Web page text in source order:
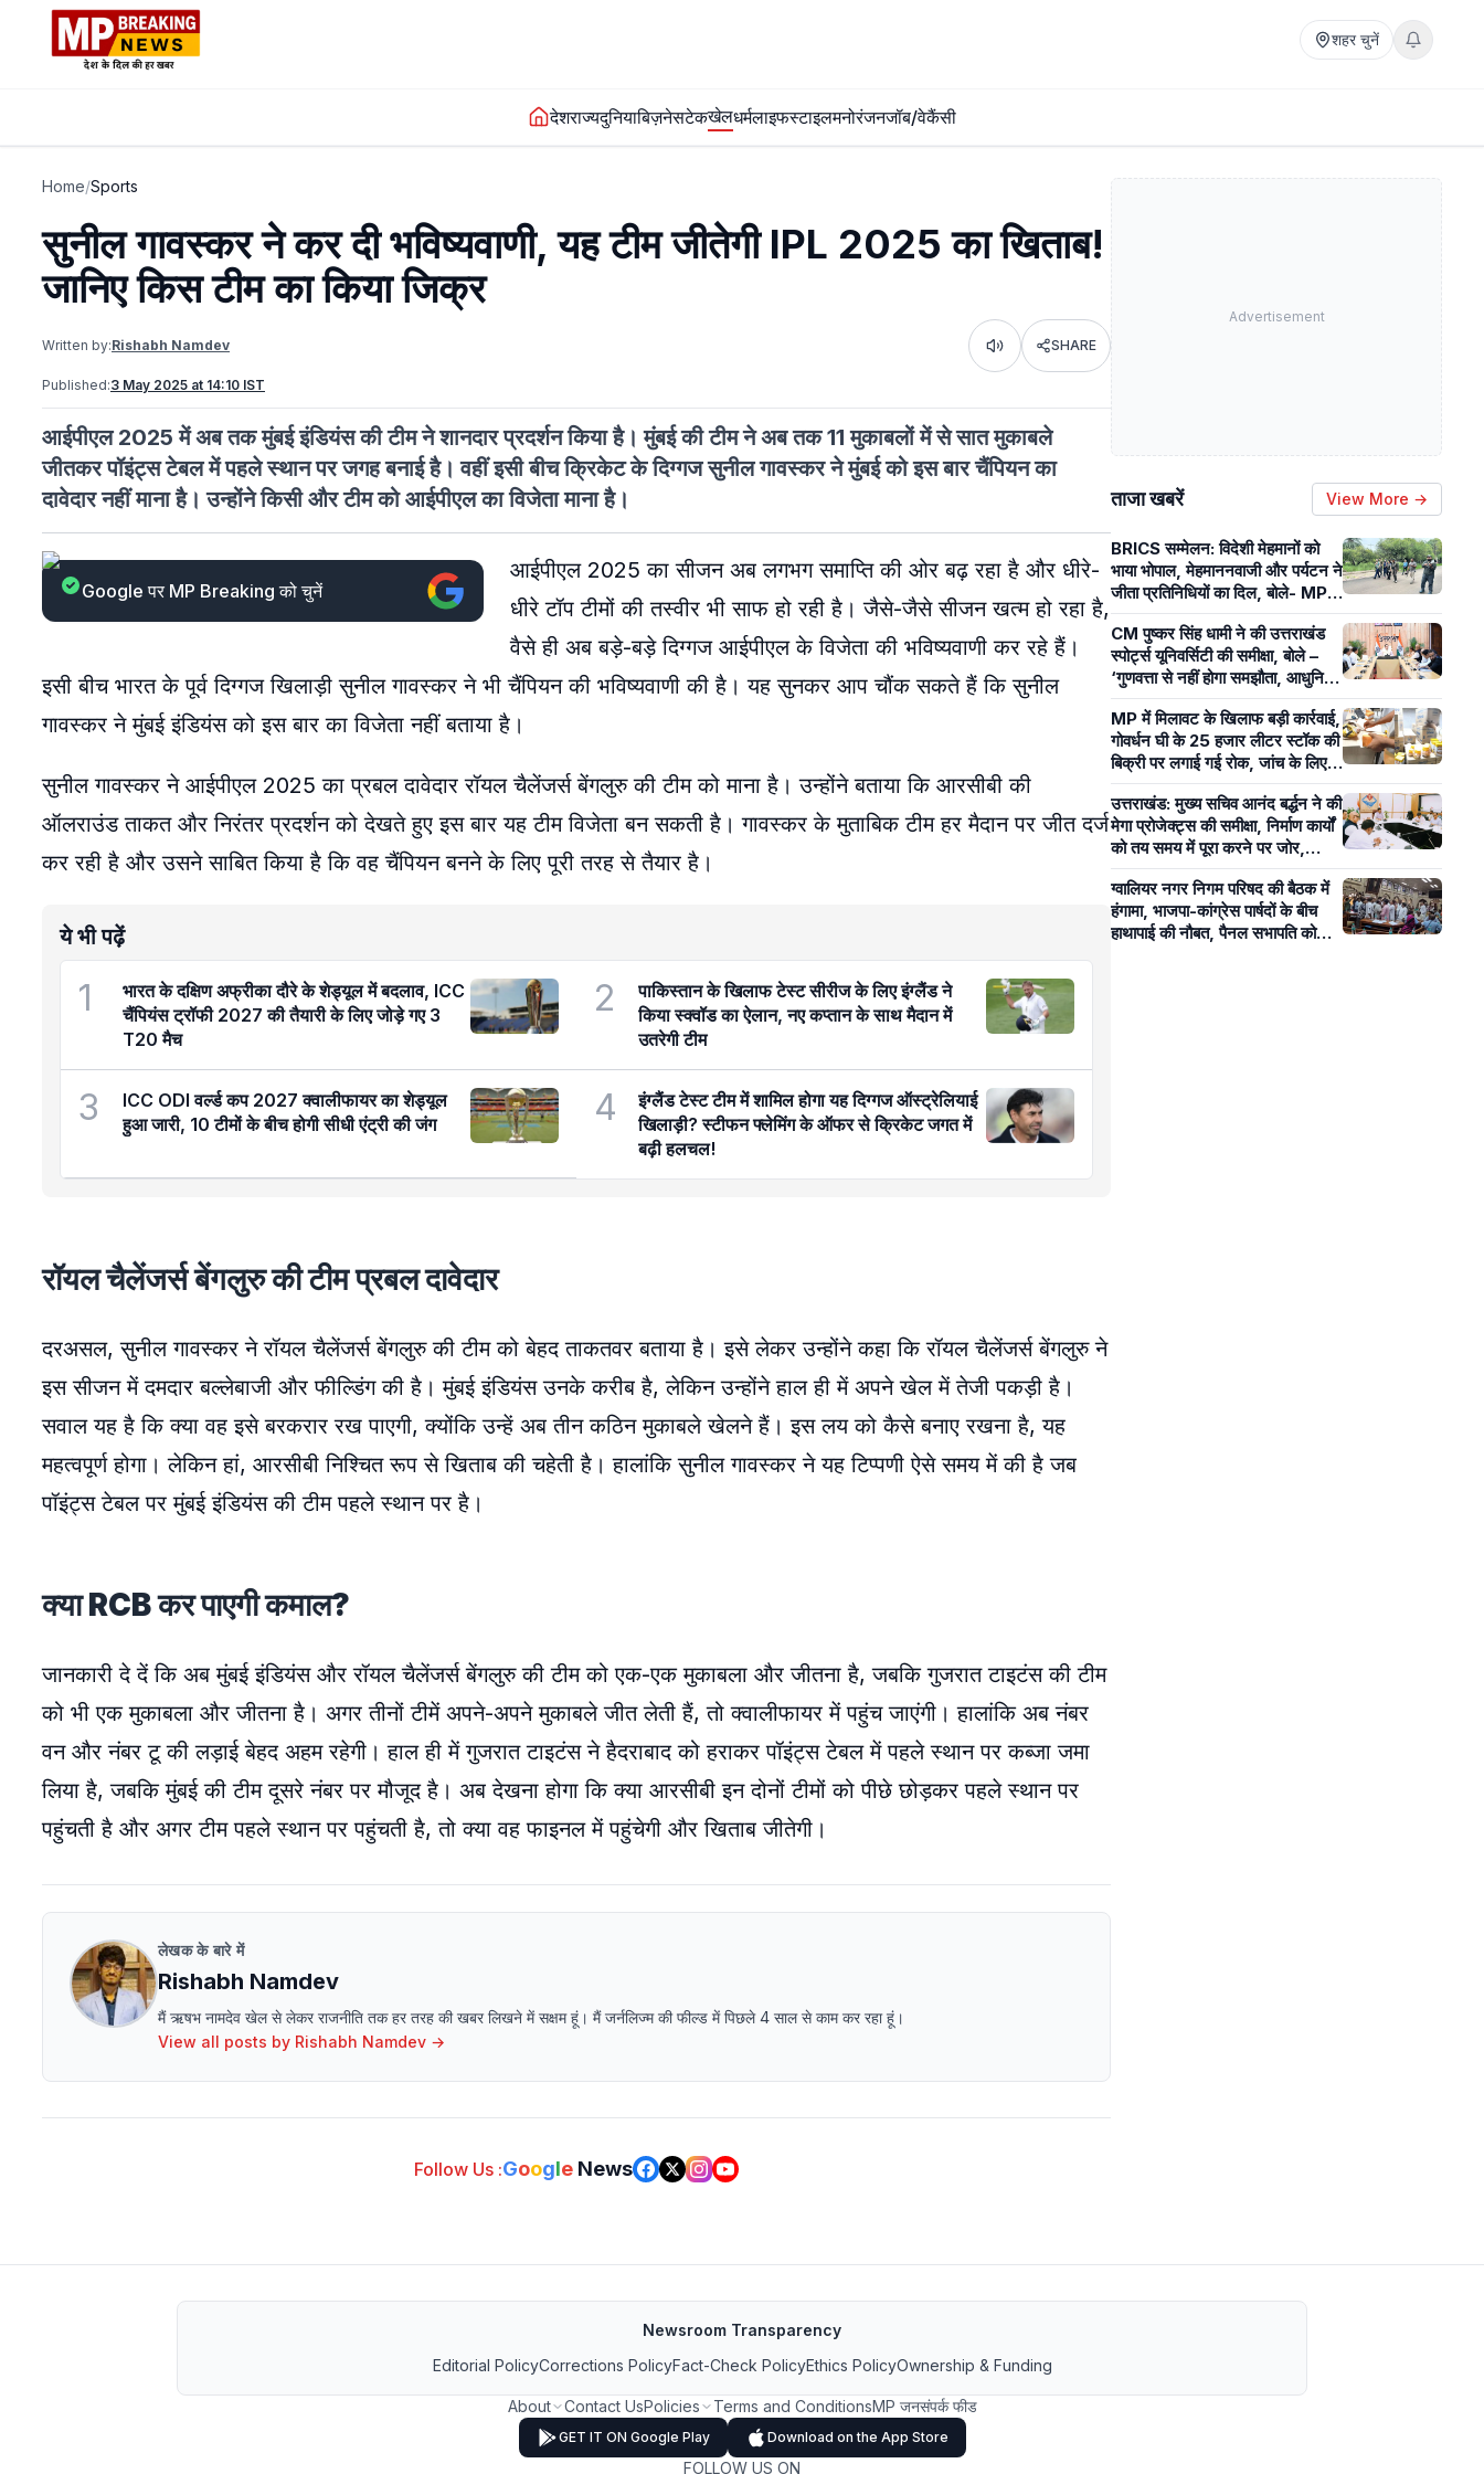
शहर चुनें
देशराज्यदुनियाबिज़नेसटेकखेलधर्मलाइफस्टाइलमनोरंजनजॉब/वेकैंसी
Home/Sports
सुनील गावस्कर ने कर दी भविष्यवाणी, यह टीम जीतेगी IPL 2025 का खिताब!
जानिए किस टीम का किया जिक्र
Written by:Rishabh Namdev Listen SHARE
Published:3 May 2025 at 14:10 IST
आईपीएल 2025 में अब तक मुंबई इंडियंस की टीम ने शानदार प्रदर्शन किया है। मुंबई की टीम ने अब तक 11 मुकाबलों में से सात मुकाबले
जीतकर पॉइंट्स टेबल में पहले स्थान पर जगह बनाई है। वहीं इसी बीच क्रिकेट के दिग्गज सुनील गावस्कर ने मुंबई को इस बार चैंपियन का
दावेदार नहीं माना है। उन्होंने किसी और टीम को आईपीएल का विजेता माना है।
Google पर MP Breaking को चुनें
आईपीएल 2025 का सीजन अब लगभग समाप्ति की ओर बढ़ रहा है और धीरे-
धीरे टॉप टीमों की तस्वीर भी साफ हो रही है। जैसे-जैसे सीजन खत्म हो रहा है,
वैसे ही अब बड़े-बड़े दिग्गज आईपीएल के विजेता की भविष्यवाणी कर रहे हैं।
इसी बीच भारत के पूर्व दिग्गज खिलाड़ी सुनील गावस्कर ने भी चैंपियन की भविष्यवाणी की है। यह सुनकर आप चौंक सकते हैं कि सुनील
गावस्कर ने मुंबई इंडियंस को इस बार का विजेता नहीं बताया है।
सुनील गावस्कर ने आईपीएल 2025 का प्रबल दावेदार रॉयल चैलेंजर्स बेंगलुरु की टीम को माना है। उन्होंने बताया कि आरसीबी की
ऑलराउंड ताकत और निरंतर प्रदर्शन को देखते हुए इस बार यह टीम विजेता बन सकती है। गावस्कर के मुताबिक टीम हर मैदान पर जीत दर्ज
कर रही है और उसने साबित किया है कि वह चैंपियन बनने के लिए पूरी तरह से तैयार है।
ये भी पढ़ें
1
भारत के दक्षिण अफ्रीका दौरे के शेड्यूल में बदलाव, ICC
चैंपियंस ट्रॉफी 2027 की तैयारी के लिए जोड़े गए 3
T20 मैच
2
पाकिस्तान के खिलाफ टेस्ट सीरीज के लिए इंग्लैंड ने
किया स्क्वॉड का ऐलान, नए कप्तान के साथ मैदान में
उतरेगी टीम
3
ICC ODI वर्ल्ड कप 2027 क्वालीफायर का शेड्यूल
हुआ जारी, 10 टीमों के बीच होगी सीधी एंट्री की जंग
4
इंग्लैंड टेस्ट टीम में शामिल होगा यह दिग्गज ऑस्ट्रेलियाई
खिलाड़ी? स्टीफन फ्लेमिंग के ऑफर से क्रिकेट जगत में
बढ़ी हलचल!
रॉयल चैलेंजर्स बेंगलुरु की टीम प्रबल दावेदार
दरअसल, सुनील गावस्कर ने रॉयल चैलेंजर्स बेंगलुरु की टीम को बेहद ताकतवर बताया है। इसे लेकर उन्होंने कहा कि रॉयल चैलेंजर्स बेंगलुरु ने
इस सीजन में दमदार बल्लेबाजी और फील्डिंग की है। मुंबई इंडियंस उनके करीब है, लेकिन उन्होंने हाल ही में अपने खेल में तेजी पकड़ी है।
सवाल यह है कि क्या वह इसे बरकरार रख पाएगी, क्योंकि उन्हें अब तीन कठिन मुकाबले खेलने हैं। इस लय को कैसे बनाए रखना है, यह
महत्वपूर्ण होगा। लेकिन हां, आरसीबी निश्चित रूप से खिताब की चहेती है। हालांकि सुनील गावस्कर ने यह टिप्पणी ऐसे समय में की है जब
पॉइंट्स टेबल पर मुंबई इंडियंस की टीम पहले स्थान पर है।
क्या RCB कर पाएगी कमाल?
जानकारी दे दें कि अब मुंबई इंडियंस और रॉयल चैलेंजर्स बेंगलुरु की टीम को एक-एक मुकाबला और जीतना है, जबकि गुजरात टाइटंस की टीम
को भी एक मुकाबला और जीतना है। अगर तीनों टीमें अपने-अपने मुकाबले जीत लेती हैं, तो क्वालीफायर में पहुंच जाएंगी। हालांकि अब नंबर
वन और नंबर टू की लड़ाई बेहद अहम रहेगी। हाल ही में गुजरात टाइटंस ने हैदराबाद को हराकर पॉइंट्स टेबल में पहले स्थान पर कब्जा जमा
लिया है, जबकि मुंबई की टीम दूसरे नंबर पर मौजूद है। अब देखना होगा कि क्या आरसीबी इन दोनों टीमों को पीछे छोड़कर पहले स्थान पर
पहुंचती है और अगर टीम पहले स्थान पर पहुंचती है, तो क्या वह फाइनल में पहुंचेगी और खिताब जीतेगी।
लेखक के बारे में
Rishabh Namdev
मैं ऋषभ नामदेव खेल से लेकर राजनीति तक हर तरह की खबर लिखने में सक्षम हूं। मैं जर्नलिज्म की फील्ड में पिछले 4 साल से काम कर रहा हूं।
View all posts by Rishabh Namdev →
Follow Us :Google News
Advertisement
ताजा खबरें View More →
BRICS सम्मेलन: विदेशी मेहमानों को
भाया भोपाल, मेहमाननवाजी और पर्यटन ने
जीता प्रतिनिधियों का दिल, बोले- MP
का आतिथ्य हमेशा रहेगा याद
CM पुष्कर सिंह धामी ने की उत्तराखंड
स्पोर्ट्स यूनिवर्सिटी की समीक्षा, बोले –
‘गुणवत्ता से नहीं होगा समझौता, आधुनिक
खेल सुविधाओं पर रहेगा फोकस’
MP में मिलावट के खिलाफ बड़ी कार्रवाई,
गोवर्धन घी के 25 हजार लीटर स्टॉक की
बिक्री पर लगाई गई रोक, जांच के लिए
भेजे 20 सैंपल
उत्तराखंड: मुख्य सचिव आनंद बर्द्धन ने की
मेगा प्रोजेक्ट्स की समीक्षा, निर्माण कार्यों
को तय समय में पूरा करने पर जोर,
विभागों को दिए निर्देश
ग्वालियर नगर निगम परिषद की बैठक में
हंगामा, भाजपा-कांग्रेस पार्षदों के बीच
हाथापाई की नौबत, पैनल सभापति को
Newsroom Transparency
Editorial PolicyCorrections PolicyFact-Check PolicyEthics PolicyOwnership & Funding
About Contact UsPolicies Terms and ConditionsMP जनसंपर्क फीड
GET IT ON Google Play Download on the App Store
FOLLOW US ON